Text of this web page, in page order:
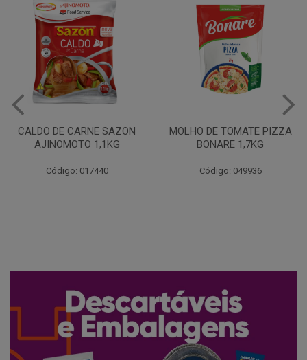
MOLHO DE TOMATE PIZZA
BONARE 1,7KG
Código: 049936
MARGARINA USO
PROFISSIONAL 80% CUKIN
Código: 062469